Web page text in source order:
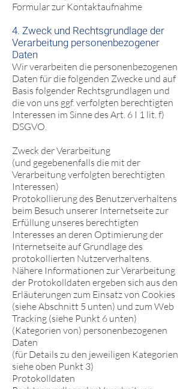
Formular zur Kontaktaufnahme
4. Zweck und Rechtsgrundlage der
Verarbeitung personenbezogener
Daten
Wir verarbeiten die personenbezogenen
Daten für die folgenden Zwecke und auf
Basis folgender Rechtsgrundlagen und
die von uns ggf. verfolgten berechtigten
Interessen im Sinne des Art. 6 I 1 lit. f)
DSGVO.
Zweck der Verarbeitung
(und gegebenenfalls die mit der
Verarbeitung verfolgten berechtigten
Interessen)
Protokollierung des Benutzerverhaltens
beim Besuch unserer Internetseite zur
Erfüllung unseres berechtigten
Interesses an deren Optimierung der
Internetseite auf Grundlage des
protokollierten Nutzerverhaltens.
Nähere Informationen zur Verarbeitung
der Protokolldaten ergeben sich aus den
Erläuterungen zum Einsatz von Cookies
(siehe Abschnitt 5 unten) und zum Web
Tracking (siehe Punkt 6 unten)
(Kategorien von) personenbezogenen
Daten
(für Details zu den jeweiligen Kategorien
siehe oben Punkt 3)
Protokolldaten